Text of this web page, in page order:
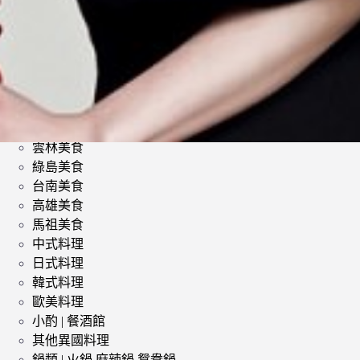
影評 | 電影感想
宜蘭美食
雲林美食
綠島美食
台南美食
高雄美食
馬祖美食
中式料理
日式料理
韓式料理
歐美料理
小酌 | 餐酒館
其他異國料理